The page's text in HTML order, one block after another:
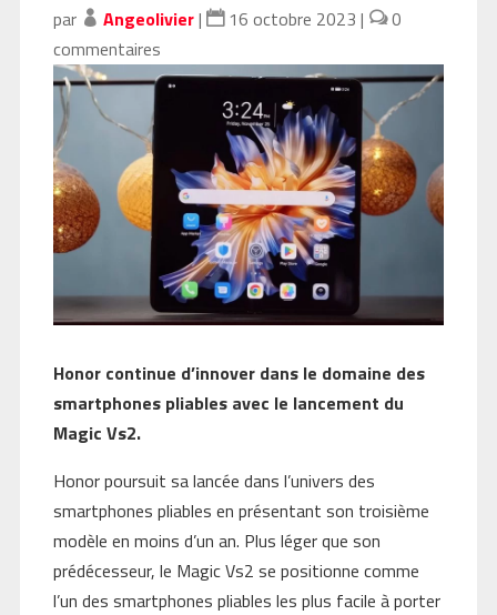
par Angeolivier| 16 octobre 2023 |
0
commentaires
Honor continue d’innover dans le domaine des
smartphones pliables avec le lancement du
Magic Vs2.
Honor poursuit sa lancée dans l’univers des
smartphones pliables en présentant son troisième
modèle en moins d’un an. Plus léger que son
prédécesseur, le Magic Vs2 se positionne comme
l’un des smartphones pliables les plus facile à porter